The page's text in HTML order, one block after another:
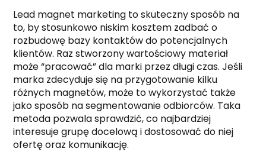
Lead magnet marketing to skuteczny sposób na
to, by stosunkowo niskim kosztem zadbać o
rozbudowę bazy kontaktów do potencjalnych
klientów. Raz stworzony wartościowy materiał
może “pracować” dla marki przez długi czas. Jeśli
marka zdecyduje się na przygotowanie kilku
różnych magnetów, może to wykorzystać także
jako sposób na segmentowanie odbiorców. Taka
metoda pozwala sprawdzić, co najbardziej
interesuje grupę docelową i dostosować do niej
ofertę oraz komunikację.